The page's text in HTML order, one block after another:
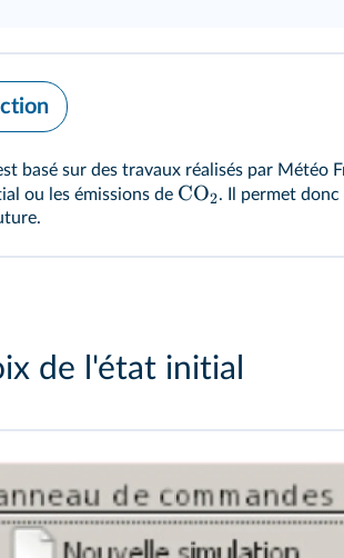
basé sur des travaux réalisés par
ou les émissions de CO2. Il permet
de l'état initial